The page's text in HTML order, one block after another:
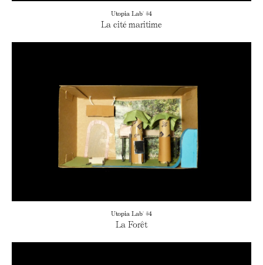
Utopia Lab' #4
La cité maritime
Utopia Lab' #4
La Forêt